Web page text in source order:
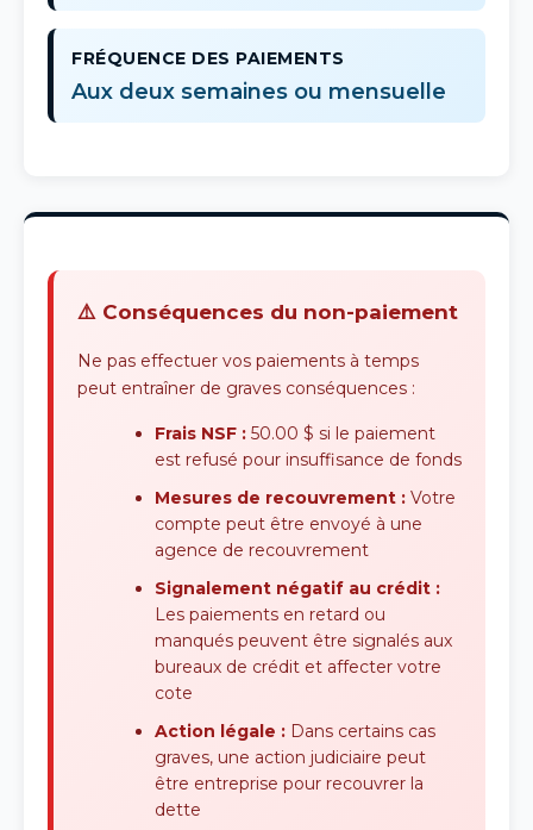
FRÉQUENCE DES PAIEMENTS
Aux deux semaines ou mensuelle
⚠️ Conséquences du non-paiement
Ne pas effectuer vos paiements à temps
peut entraîner de graves conséquences :
Frais NSF : 50.00 $ si le paiement
est refusé pour insuffisance de fonds
Mesures de recouvrement : Votre
compte peut être envoyé à une
agence de recouvrement
Signalement négatif au crédit :
Les paiements en retard ou
manqués peuvent être signalés aux
bureaux de crédit et affecter votre
cote
Action légale : Dans certains cas
graves, une action judiciaire peut
être entreprise pour recouvrer la
dette